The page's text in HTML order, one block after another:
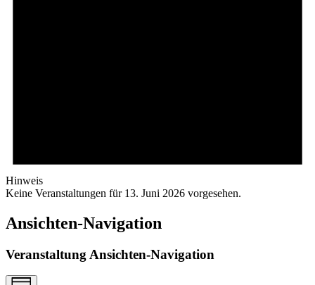
Hinweis
Keine Veranstaltungen für 13. Juni 2026 vorgesehen.
Ansichten-Navigation
Veranstaltung Ansichten-Navigation